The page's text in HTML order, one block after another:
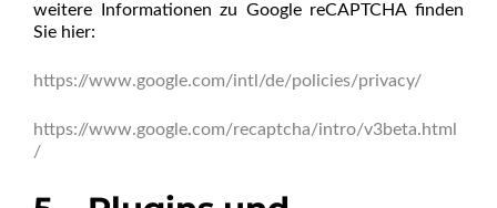
weitere Informationen zu Google reCAPTCHA finden
Sie hier:
https://www.google.com/intl/de/policies/privacy/
https://www.google.com/recaptcha/intro/v3beta.html
/